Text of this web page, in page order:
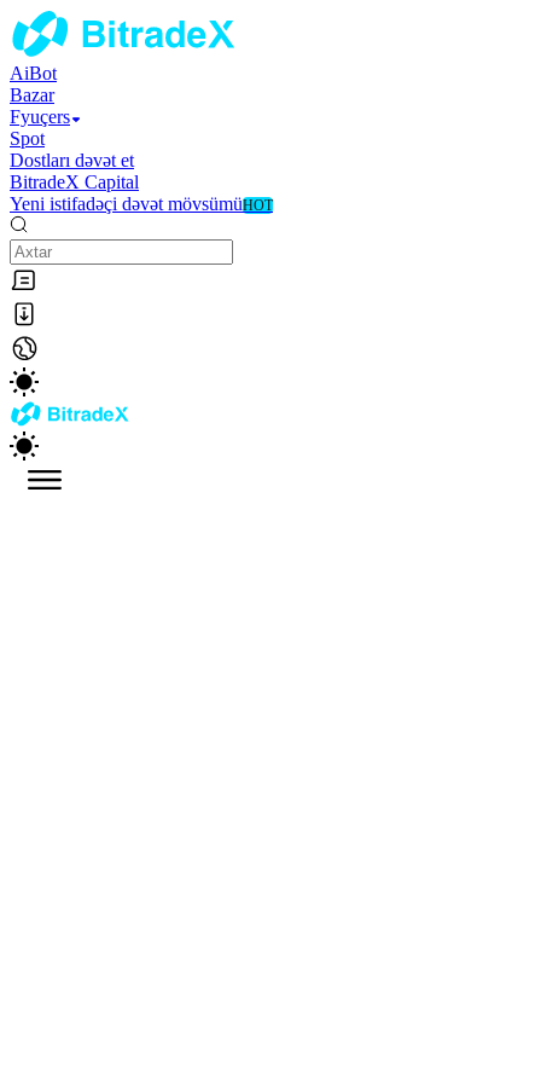
AiBot
Bazar
Fyuçers
Spot
Dostları dəvət et
BitradeX Capital
Yeni istifadəçi dəvət mövsümüHOT